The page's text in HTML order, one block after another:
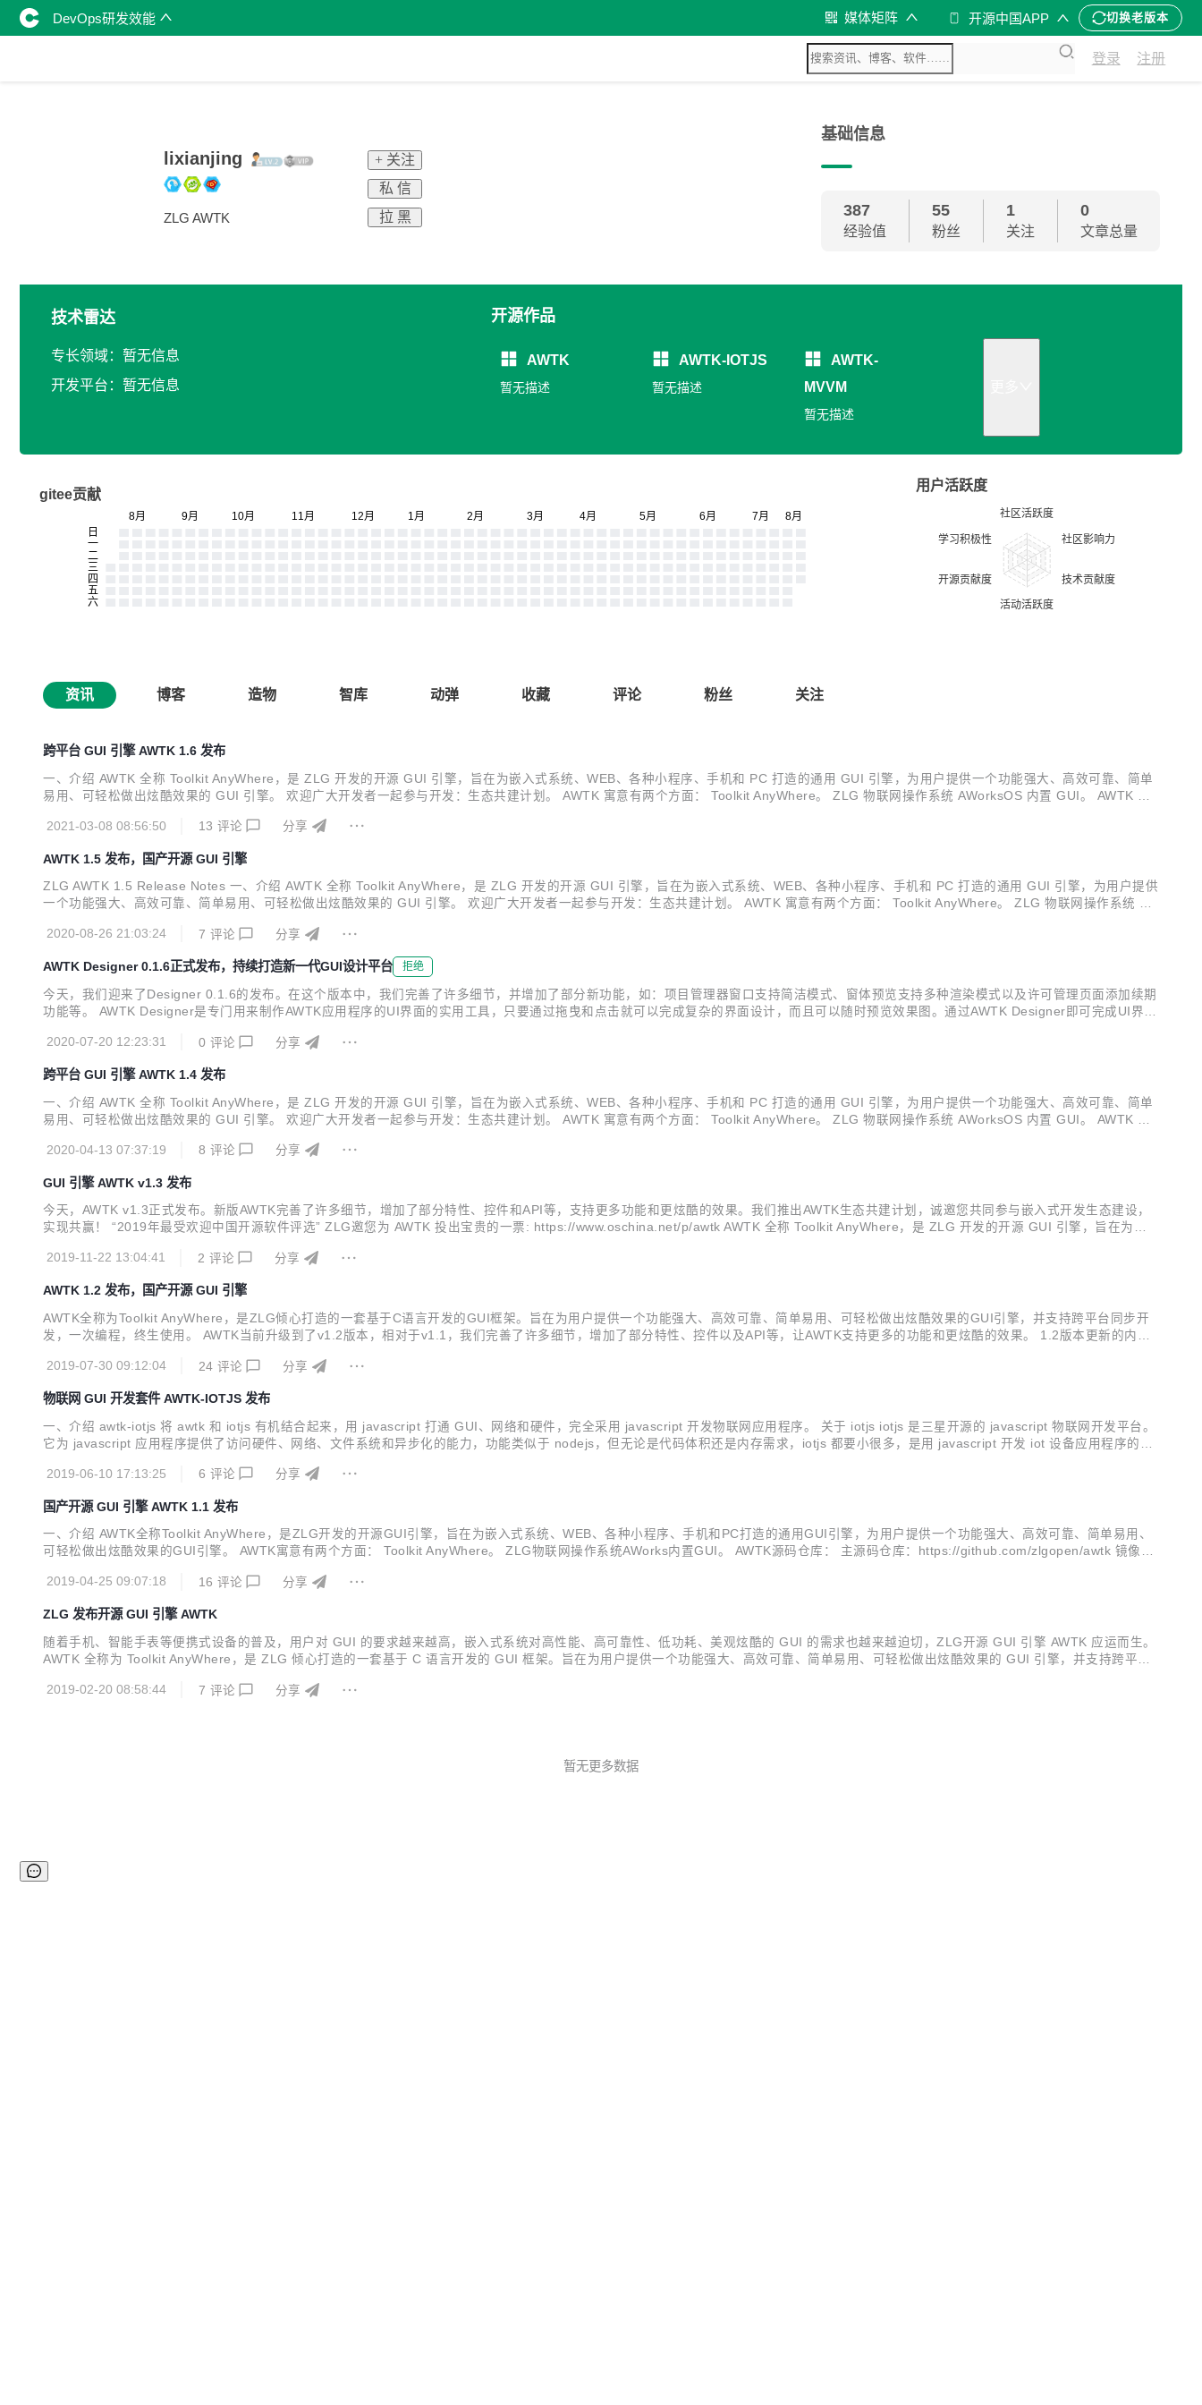
DevOps研发效能 媒体矩阵 开源中国APP 切换老版本
登录 注册
lixianjing
ZLG AWTK
+ 关注
私 信
拉 黑
基础信息
387
经验值
55
粉丝
1
关注
0
文章总量
技术雷达
专长领域：暂无信息
开发平台：暂无信息
开源作品
AWTK
暂无描述
AWTK-IOTJS
暂无描述
AWTK-
MVVM
暂无描述
gitee贡献
用户活跃度
资讯 博客 造物 智库 动弹 收藏 评论 粉丝 关注
跨平台 GUI 引擎 AWTK 1.6 发布
一、介绍 AWTK 全称 Toolkit AnyWhere，是 ZLG 开发的开源 GUI 引擎，旨在为嵌入式系统、WEB、各种小程序、手机和 PC 打造的通用 GUI 引擎，为用户提供一个功能强大、高效可靠、简单
易用、可轻松做出炫酷效果的 GUI 引擎。 欢迎广大开发者一起参与开发：生态共建计划。 AWTK 寓意有两个方面： Toolkit AnyWhere。 ZLG 物联网操作系统 AWorksOS 内置 GUI。 AWTK 源
2021-03-08 08:56:50
13 评论 分享
AWTK 1.5 发布，国产开源 GUI 引擎
ZLG AWTK 1.5 Release Notes 一、介绍 AWTK 全称 Toolkit AnyWhere，是 ZLG 开发的开源 GUI 引擎，旨在为嵌入式系统、WEB、各种小程序、手机和 PC 打造的通用 GUI 引擎，为用户提供
一个功能强大、高效可靠、简单易用、可轻松做出炫酷效果的 GUI 引擎。 欢迎广大开发者一起参与开发：生态共建计划。 AWTK 寓意有两个方面： Toolkit AnyWhere。 ZLG 物联网操作系统 AW
2020-08-26 21:03:24
7 评论 分享
AWTK Designer 0.1.6正式发布，持续打造新一代GUI设计平台 拒绝
今天，我们迎来了Designer 0.1.6的发布。在这个版本中，我们完善了许多细节，并增加了部分新功能，如：项目管理器窗口支持简洁模式、窗体预览支持多种渲染模式以及许可管理页面添加续期
功能等。 AWTK Designer是专门用来制作AWTK应用程序的UI界面的实用工具，只要通过拖曳和点击就可以完成复杂的界面设计，而且可以随时预览效果图。通过AWTK Designer即可完成UI界面
布。在这个...
2020-07-20 12:23:31 0 评论 分享
跨平台 GUI 引擎 AWTK 1.4 发布
一、介绍 AWTK 全称 Toolkit AnyWhere，是 ZLG 开发的开源 GUI 引擎，旨在为嵌入式系统、WEB、各种小程序、手机和 PC 打造的通用 GUI 引擎，为用户提供一个功能强大、高效可靠、简单
易用、可轻松做出炫酷效果的 GUI 引擎。 欢迎广大开发者一起参与开发：生态共建计划。 AWTK 寓意有两个方面： Toolkit AnyWhere。 ZLG 物联网操作系统 AWorksOS 内置 GUI。 AWTK 源
2020-04-13 07:37:19
8 评论 分享
GUI 引擎 AWTK v1.3 发布
今天，AWTK v1.3正式发布。新版AWTK完善了许多细节，增加了部分特性、控件和API等，支持更多功能和更炫酷的效果。我们推出AWTK生态共建计划，诚邀您共同参与嵌入式开发生态建设，
实现共赢！ “2019年最受欢迎中国开源软件评选” ZLG邀您为 AWTK 投出宝贵的一票: https://www.oschina.net/p/awtk AWTK 全称 Toolkit AnyWhere，是 ZLG 开发的开源 GUI 引擎，旨在为嵌入
2019-11-22 13:04:41
2 评论 分享
AWTK 1.2 发布，国产开源 GUI 引擎
AWTK全称为Toolkit AnyWhere，是ZLG倾心打造的一套基于C语言开发的GUI框架。旨在为用户提供一个功能强大、高效可靠、简单易用、可轻松做出炫酷效果的GUI引擎，并支持跨平台同步开
发，一次编程，终生使用。 AWTK当前升级到了v1.2版本，相对于v1.1，我们完善了许多细节，增加了部分特性、控件以及API等，让AWTK支持更多的功能和更炫酷的效果。 1.2版本更新的内容
2019-07-30 09:12:04
24 评论 分享
物联网 GUI 开发套件 AWTK-IOTJS 发布
一、介绍 awtk-iotjs 将 awtk 和 iotjs 有机结合起来，用 javascript 打通 GUI、网络和硬件，完全采用 javascript 开发物联网应用程序。 关于 iotjs iotjs 是三星开源的 javascript 物联网开发平台。
它为 javascript 应用程序提供了访问硬件、网络、文件系统和异步化的能力，功能类似于 nodejs，但无论是代码体积还是内存需求，iotjs 都要小很多，是用 javascript 开发 iot 设备应用程序的首
2019-06-10 17:13:25
6 评论 分享
国产开源 GUI 引擎 AWTK 1.1 发布
一、介绍 AWTK全称Toolkit AnyWhere，是ZLG开发的开源GUI引擎，旨在为嵌入式系统、WEB、各种小程序、手机和PC打造的通用GUI引擎，为用户提供一个功能强大、高效可靠、简单易用、
可轻松做出炫酷效果的GUI引擎。 AWTK寓意有两个方面： Toolkit AnyWhere。 ZLG物联网操作系统AWorks内置GUI。 AWTK源码仓库： 主源码仓库：https://github.com/zlgopen/awtk 镜像源
2019-04-25 09:07:18
16 评论 分享
ZLG 发布开源 GUI 引擎 AWTK
随着手机、智能手表等便携式设备的普及，用户对 GUI 的要求越来越高，嵌入式系统对高性能、高可靠性、低功耗、美观炫酷的 GUI 的需求也越来越迫切，ZLG开源 GUI 引擎 AWTK 应运而生。
AWTK 全称为 Toolkit AnyWhere，是 ZLG 倾心打造的一套基于 C 语言开发的 GUI 框架。旨在为用户提供一个功能强大、高效可靠、简单易用、可轻松做出炫酷效果的 GUI 引擎，并支持跨平台
2019-02-20 08:58:44
7 评论 分享
暂无更多数据